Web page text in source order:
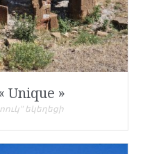
Unique »
եկեղեցի